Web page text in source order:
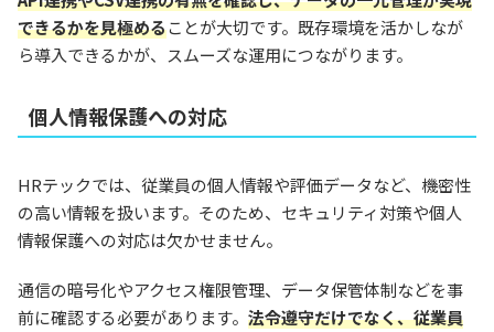
できるかを見極めることが大切です。既存環境を活かしなが
ら導入できるかが、スムーズな運用につながります。
個人情報保護への対応
HRテックでは、従業員の個人情報や評価データなど、機密性
の高い情報を扱います。そのため、セキュリティ対策や個人
情報保護への対応は欠かせません。
通信の暗号化やアクセス権限管理、データ保管体制などを事
前に確認する必要があります。 法令遵守だけでなく、従業員